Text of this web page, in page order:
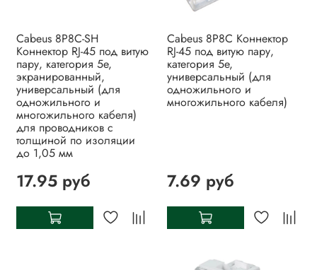
Cabeus 8P8C-SH
Коннектор RJ-45 под витую
пару, категория 5e,
экранированный,
универсальный (для
одножильного и
многожильного кабеля)
для проводников с
толщиной по изоляции
до 1,05 мм
17.95 руб
Cabeus 8P8C Коннектор
RJ-45 под витую пару,
категория 5e,
универсальный (для
одножильного и
многожильного кабеля)
7.69 руб